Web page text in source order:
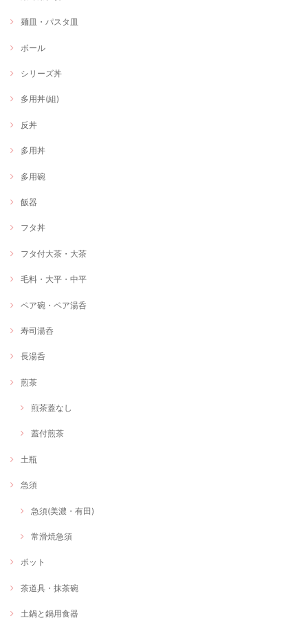
麺皿・パスタ皿
ボール
シリーズ丼
多用丼(組)
反丼
多用丼
多用碗
飯器
フタ丼
フタ付大茶・大茶
毛料・大平・中平
ペア碗・ペア湯呑
寿司湯呑
長湯呑
煎茶
煎茶蓋なし
蓋付煎茶
土瓶
急須
急須(美濃・有田)
常滑焼急須
ポット
茶道具・抹茶碗
土鍋と鍋用食器